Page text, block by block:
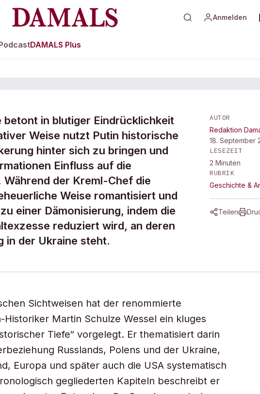
Anmelden
DAMALS Plus
russischen
in blutiger Eindrücklichkeit
Weise nutzt Putin historische
hinter sich zu bringen und
Einfluss auf die
der Kreml-Chef die
Weise romantisiert und
einer Dämonisierung, indem die
reduziert wird, an deren
in der Ukraine steht.
AUTOR
Redaktion
18. September
LESEZEIT
2 Minuten
RUBRIK
Geschichte &
Teilen
Sichtweisen hat der renommierte
Martin Schulze Wessel ein kluges
Tiefe“ vorgelegt. Er thematisiert darin
Russlands, Polens und der Ukraine,
Europa und später auch die USA systematisch
gegliederten Kapiteln beschreibt er